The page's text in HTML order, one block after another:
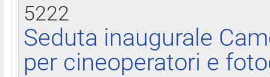
5222
Seduta inaugurale
per cineoperatori e